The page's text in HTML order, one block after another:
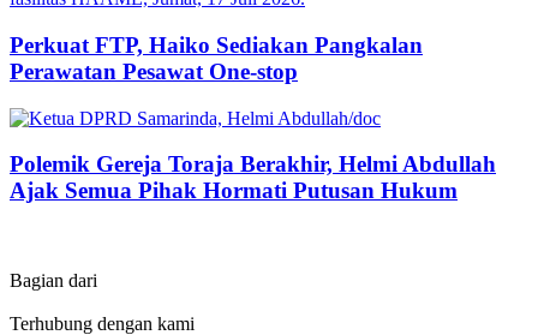
Perkuat FTP, Haiko Sediakan Pangkalan
Perawatan Pesawat One-stop
Polemik Gereja Toraja Berakhir, Helmi Abdullah
Ajak Semua Pihak Hormati Putusan Hukum
Bagian dari
Terhubung dengan kami